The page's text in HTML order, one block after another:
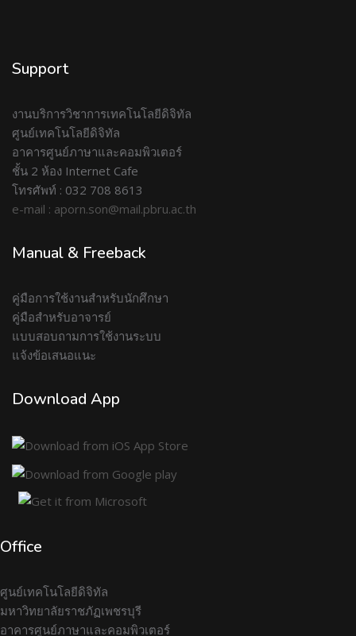
Support
งานบริการวิชาการเทคโนโลยีดิจิทัล
ศูนย์เทคโนโลยีดิจิทัล
อาคารศูนย์ภาษาและคอมพิวเตอร์
ชั้น 2 ห้อง Internet Cafe
โทรศัพท์ : 032 708 8613
e-mail : aporn.son@mail.pbru.ac.th
Manual & Freeback
คู่มือการใช้งานสำหรับนักศึกษา
คู่มือสำหรับอาจารย์
แบบสอบถามการใช้งานระบบ
แจ้งข้อเสนอแนะ
Download App
Office
ศูนย์เทคโนโลยีดิจิทัล
มหาวิทยาลัยราชภัฏเพชรบุรี
อาคารศูนย์ภาษาและคอมพิวเตอร์